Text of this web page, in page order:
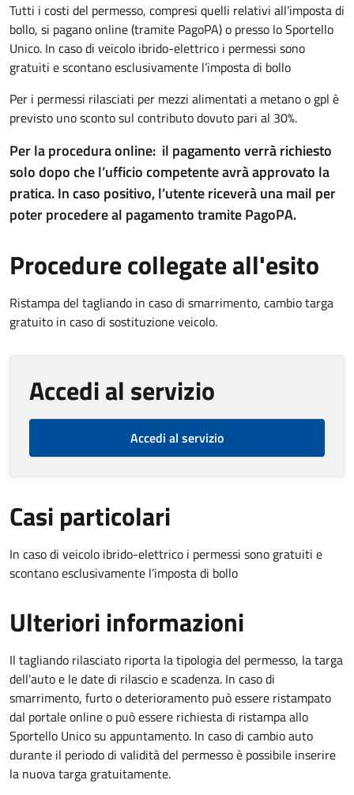
Tutti i costi del permesso, compresi quelli relativi all’imposta di
bollo, si pagano online (tramite PagoPA) o presso lo Sportello
Unico. In caso di veicolo ibrido-elettrico i permessi sono
gratuiti e scontano esclusivamente l’imposta di bollo
Per i permessi rilasciati per mezzi alimentati a metano o gpl è
previsto uno sconto sul contributo dovuto pari al 30%.
Per la procedura online: il pagamento verrà richiesto
solo dopo che l’ufficio competente avrà approvato la
pratica. In caso positivo, l’utente riceverà una mail per
poter procedere al pagamento tramite PagoPA.
Procedure collegate all'esito
Ristampa del tagliando in caso di smarrimento, cambio targa
gratuito in caso di sostituzione veicolo.
Accedi al servizio
Accedi al servizio
Casi particolari
In caso di veicolo ibrido-elettrico i permessi sono gratuiti e
scontano esclusivamente l’imposta di bollo
Ulteriori informazioni
Il tagliando rilasciato riporta la tipologia del permesso, la targa
dell'auto e le date di rilascio e scadenza. In caso di
smarrimento, furto o deterioramento può essere ristampato
dal portale online o può essere richiesta di ristampa allo
Sportello Unico su appuntamento. In caso di cambio auto
durante il periodo di validità del permesso è possibile inserire
la nuova targa gratuitamente.